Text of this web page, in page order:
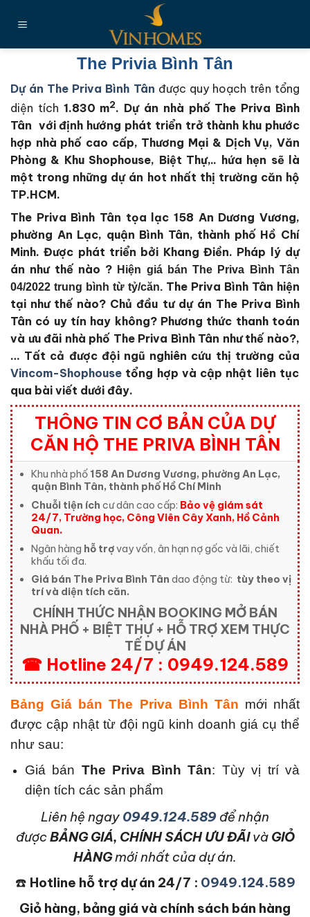
đến
The Privia Bình Tân
Dự án The Priva Bình Tân được quy hoạch trên tổng
diện tích 1.830 m2. Dự án nhà phố The Priva Bình
Tân với định hướng phát triển trở thành khu phước
hợp nhà phố cao cấp, Thương Mại & Dịch Vụ, Văn
Phòng & Khu Shophouse, Biệt Thự,.. hứa hẹn sẽ là
một trong những dự án hot nhất thị trường căn hộ
TP.HCM.
The Priva Bình Tân tọa lạc 158 An Dương Vương,
phường An Lạc, quận Bình Tân, thành phố Hồ Chí
Minh.Được phát triển bởi Khang Điền. Pháp lý dự
án như thế nào ? Hiện giá bán The Priva Bình Tân
04/2022 trung bình từ tỷ/căn. The Priva Bình Tân hiện
tại như thế nào? Chủ đầu tư dự án The Priva Bình
Tân có uy tín hay không? Phương thức thanh toán
và ưu đãi nhà phố The Priva Bình Tân như thế nào?,
… Tất cả được đội ngũ nghiên cứu thị trường của
Vincom-Shophouse tổng hợp và cập nhật liên tục
qua bài viết dưới đây.
THÔNG TIN CƠ BẢN CỦA DỰ
CĂN HỘ THE PRIVA BÌNH TÂN
Khu nhà phố 158 An Dương Vương, phường An Lạc,
quận Bình Tân, thành phố Hồ Chí Minh
Chuỗi tiện ích cư dân cao cấp: Bảo vệ giám sát
24/7, Trường học, Công Viên Cây Xanh, Hồ Cảnh
Quan.
Ngân hàng hỗ trợvay vốn, ân hạn nợ gốc và lãi, chiết
khấu tối đa.
Giá bán The Priva Bình Tân dao động từ: tùy theo vị
trí và diện tích căn.
CHÍNH THỨC NHẬN BOOKING MỞ BÁN
NHÀ PHỐ + BIỆT THỰ + HỖ TRỢ XEM THỰC
TẾ DỰ ÁN
☎ Hotline 24/7 : 0949.124.589
Bảng Giá bán The Priva Bình Tân mới nhất
được cập nhật từ đội ngũ kinh doanh giá cụ thể
như sau:
Giá bán The Priva Bình Tân: Tùy vị trí và
diện tích các sản phẩm
Liên hệ ngay 0949.124.589 để nhận
được BẢNG GIÁ, CHÍNH SÁCH ƯU ĐÃIvàGIỎ
HÀNGmới nhất của dự án.
☎️ Hotline hỗ trợ dự án 24/7 : 0949.124.589
Giỏ hàng, bảng giá và chính sách bán hàng